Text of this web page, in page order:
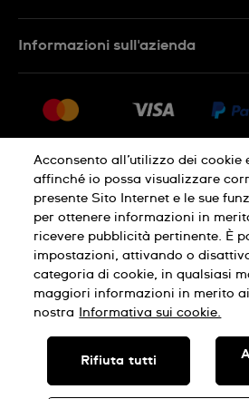
Restituzione
Condizioni di vendita
Diritto di recesso
Informazioni sull'azienda
Lavora con noi
Informativa sulla privacy
Condizioni di utilizzo
SWISS MADE
Acconsento all’utilizzo dei cookie
affinché io possa visualizzare
presente Sito Internet e le sue
per ottenere informazioni in
ricevere pubblicità pertinente. È
impostazioni, attivando o
categoria di cookie, in qualsiasi
maggiori informazioni in merito
nostra
Informativa sui cookie.
Rifiuta tutti